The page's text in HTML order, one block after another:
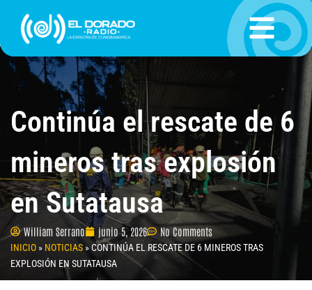
contenido
Continúa el rescate de 6
mineros tras explosión
en Sutatausa
William Serrano junio 5, 2026 No Comments
INICIO » NOTICIAS »CONTINÚA EL RESCATE DE 6 MINEROS TRAS
EXPLOSIÓN EN SUTATAUSA